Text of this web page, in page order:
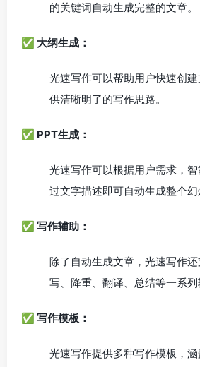
的关键词自动生成完整的文章。
✅ 大纲生成：
光速写作可以帮助用户快速创
供清晰明了的写作思路。
✅ PPT生成：
光速写作可以根据用户需求，
过文字描述即可自动生成整个幻
✅ 写作辅助：
除了自动生成文章，光速写作
写、降重、翻译、总结等一系列
✅ 写作模板：
光速写作提供多种写作模板，